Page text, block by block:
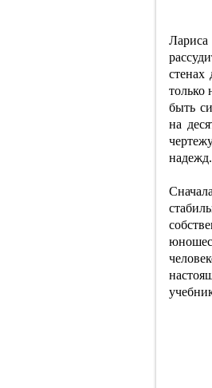
стенах
только
быть
на
надежд.